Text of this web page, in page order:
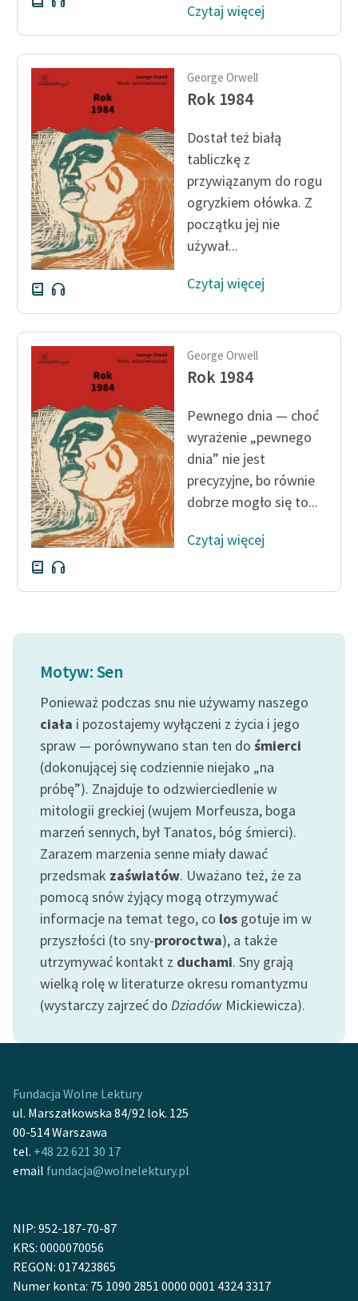
Czytaj więcej
George Orwell
Rok 1984
Dostał też białą
tabliczkę z
przywiązanym do rogu
ogryzkiem ołówka. Z
początku jej nie
używał...
Czytaj więcej
George Orwell
Rok 1984
Pewnego dnia — choć
wyrażenie „pewnego
dnia” nie jest
precyzyjne, bo równie
dobrze mogło się to...
Czytaj więcej
Motyw: Sen
Ponieważ podczas snu nie używamy naszego
ciała i pozostajemy wyłączeni z życia i jego
spraw — porównywano stan ten do śmierci
(dokonującej się codziennie niejako „na
próbę”). Znajduje to odzwierciedlenie w
mitologii greckiej (wujem Morfeusza, boga
marzeń sennych, był Tanatos, bóg śmierci).
Zarazem marzenia senne miały dawać
przedsmak zaświatów. Uważano też, że za
pomocą snów żyjący mogą otrzymywać
informacje na temat tego, co los gotuje im w
przyszłości (to sny-proroctwa), a także
utrzymywać kontakt z duchami. Sny grają
wielką rolę w literaturze okresu romantyzmu
(wystarczy zajrzeć do Dziadów Mickiewicza).
Fundacja Wolne Lektury
ul. Marszałkowska 84/92 lok. 125
00-514 Warszawa
tel. +48 22 621 30 17
email fundacja@wolnelektury.pl
NIP: 952-187-70-87
KRS: 0000070056
REGON: 017423865
Numer konta: 75 1090 2851 0000 0001 4324 3317